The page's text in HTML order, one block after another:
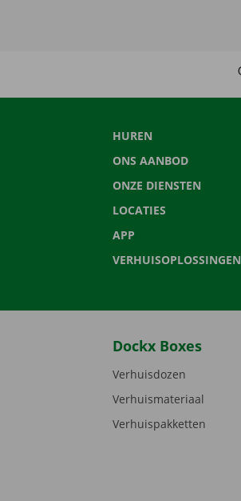
HUREN
ONS AANBOD
ONZE DIENSTEN
LOCATIES
APP
VERHUISOPLOSSINGEN
Dockx Boxes
Verhuisdozen
Verhuismateriaal
Verhuispakketten